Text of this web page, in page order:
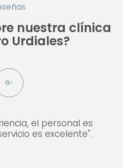
nuestra clínica
Urdiales?
el personal es
es excelente".